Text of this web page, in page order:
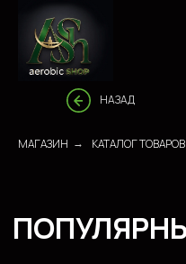
НАЗАД
МАГАЗИН → КАТАЛОГ ТОВАРОВ